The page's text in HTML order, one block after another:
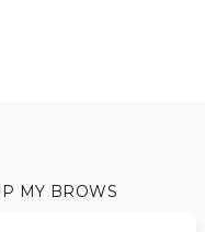
MY BROWS